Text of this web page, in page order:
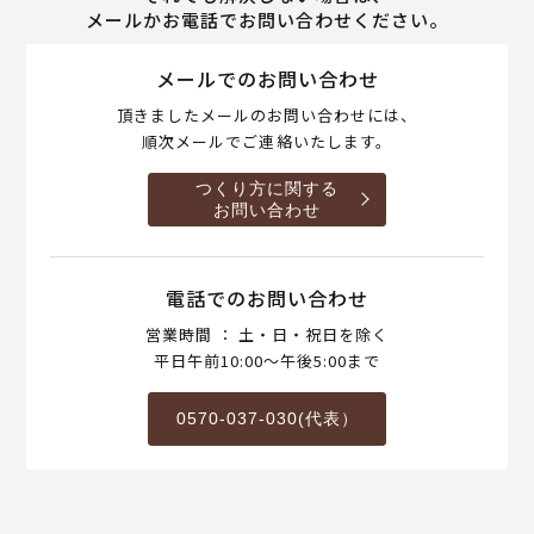
メールかお電話でお問い合わせください。
メールでのお問い合わせ
頂きましたメールのお問い合わせには、
順次メールでご連絡いたします。
つくり方に関する
お問い合わせ
電話でのお問い合わせ
営業時間 ： 土・日・祝日を除く
平日午前10:00～午後5:00まで
0570-037-030(代表）